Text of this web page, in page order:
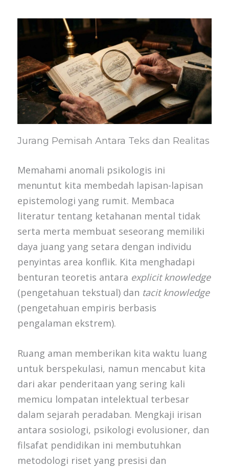
Jurang Pemisah Antara Teks dan Realitas
Memahami anomali psikologis ini
menuntut kita membedah lapisan-lapisan
epistemologi yang rumit. Membaca
literatur tentang ketahanan mental tidak
serta merta membuat seseorang memiliki
daya juang yang setara dengan individu
penyintas area konflik. Kita menghadapi
benturan teoretis antara explicit knowledge
(pengetahuan tekstual) dan tacit knowledge
(pengetahuan empiris berbasis
pengalaman ekstrem).
Ruang aman memberikan kita waktu luang
untuk berspekulasi, namun mencabut kita
dari akar penderitaan yang sering kali
memicu lompatan intelektual terbesar
dalam sejarah peradaban. Mengkaji irisan
antara sosiologi, psikologi evolusioner, dan
filsafat pendidikan ini membutuhkan
metodologi riset yang presisi dan